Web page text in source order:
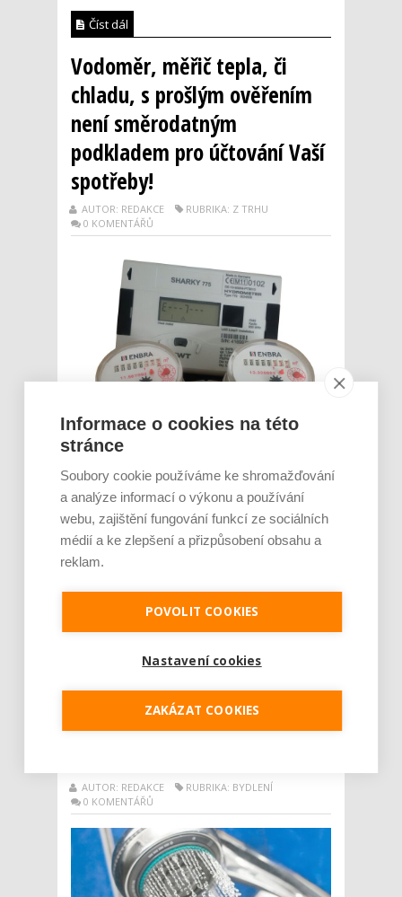
Číst dál
Vodoměr, měřič tepla, či
chladu, s prošlým ověřením
není směrodatným
podkladem pro účtování Vaší
spotřeby!
AUTOR: REDAKCE
RUBRIKA: Z TRHU
0 KOMENTÁŘŮ
Každé měřicí zařízení, na jehož základě se
účtuje spotřeba vody a energií, musí být
metrologicky ověřeno (ocejchováno) buď
středisek. Zákon č. 505/1990 a příslušná
vyhláška přitom specifikují také lhůty
ověřovacího cyklu m...
Číst dál
Nejčastější chyby při instalaci
AUTOR: REDAKCE
RUBRIKA: BYDLENÍ
0 KOMENTÁŘŮ
Informace o cookies na této
stránce
Soubory cookie používáme ke shromažďování
a analýze informací o výkonu a používání
webu, zajištění fungování funkcí ze sociálních
médií a ke zlepšení a přizpůsobení obsahu a
reklam.
POVOLIT COOKIES
Nastavení cookies
ZAKÁZAT COOKIES